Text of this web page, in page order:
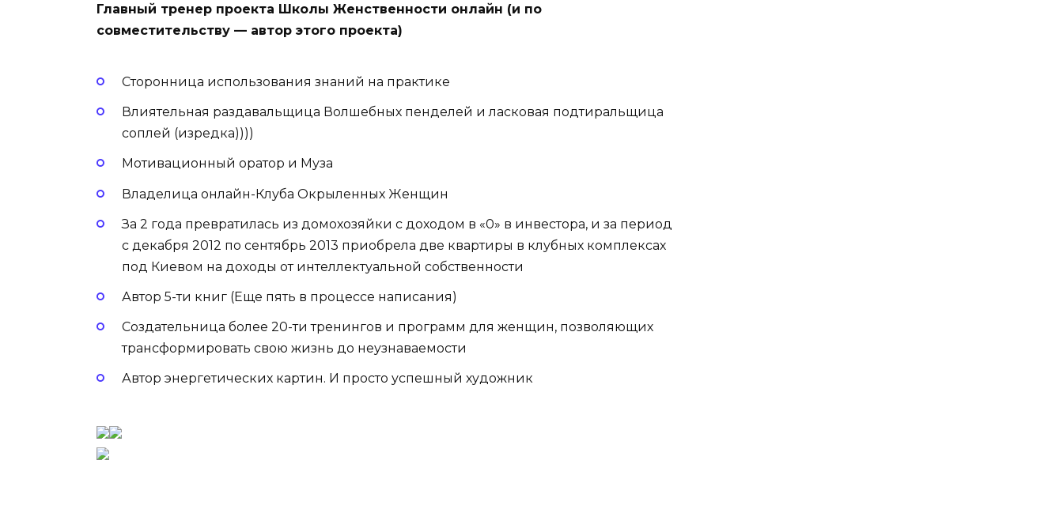
Главный тренер проекта Школы Женственности онлайн (и по
совместительству — автор этого проекта)
Сторонница использования знаний на практике
Влиятельная раздавальщица Волшебных пенделей и ласковая подтиральщица
соплей (изредка))))
Мотивационный оратор и Муза
Владелица онлайн-Клуба Окрыленных Женщин
За 2 года превратилась из домохозяйки с доходом в «0» в инвестора, и за период
с декабря 2012 по сентябрь 2013 приобрела две квартиры в клубных комплексах
под Киевом на доходы от интеллектуальной собственности
Автор 5-ти книг (Еще пять в процессе написания)
Создательница более 20-ти тренингов и программ для женщин, позволяющих
трансформировать свою жизнь до неузнаваемости
Автор энергетических картин. И просто успешный художник